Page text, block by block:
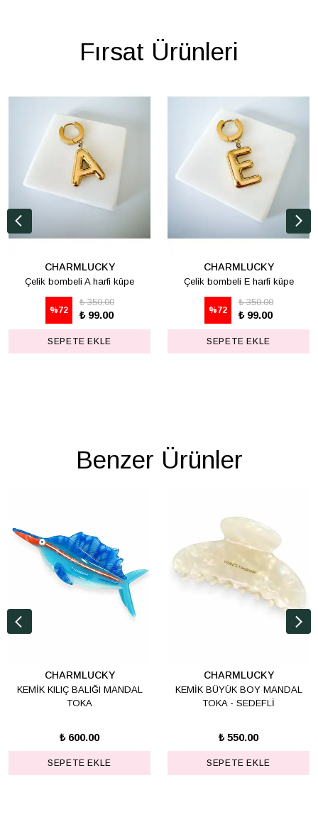
Fırsat Ürünleri
CHARMLUCKY
Çelik bombeli A harfi küpe
%72
₺ 350.00
₺ 99.00
SEPETE EKLE
CHARMLUCKY
Çelik bombeli E harfi küpe
%72
₺ 350.00
₺ 99.00
SEPETE EKLE
Benzer Ürünler
CHARMLUCKY
KEMİK KILIÇ BALIĞI MANDAL
TOKA
₺ 600.00
SEPETE EKLE
CHARMLUCKY
KEMİK BÜYÜK BOY MANDAL
TOKA - SEDEFLİ
₺ 550.00
SEPETE EKLE